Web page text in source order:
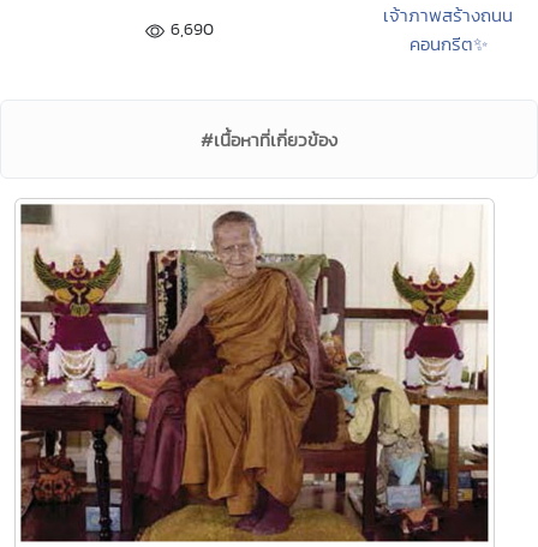
6,690
เจ้าภาพสร้างถนน
คอนกรีต✨
#เนื้อหาที่เกี่ยวข้อง